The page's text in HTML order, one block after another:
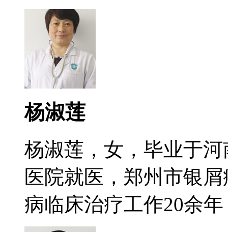
杨淑莲
杨淑莲，女，毕业于
医院就医，郑州市银
病临床治疗工作20余